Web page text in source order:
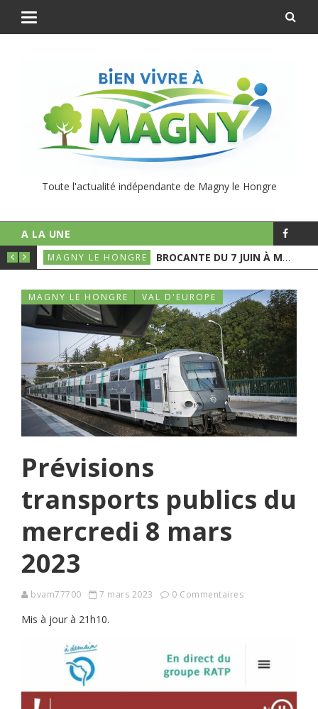
Toute l'actualité indépendante de Magny le Hongre
A LA UNE
VERTS
MAGNY LE HONGRE BROCANTE DU 7 JUIN À MAGNY
MAGNY LE HONGRE VAL D'EUROPE
Prévisions
transports publics du
mercredi 8 mars
2023
bvam77700 7 mars 2023 0 Commentaires
Mis à jour à 21h10.